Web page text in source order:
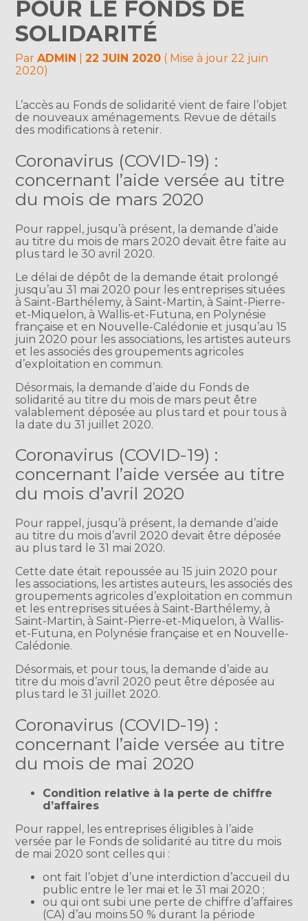
POUR LE FONDS DE
SOLIDARITÉ
ParADMIN |22 JUIN 2020 ( Mise à jour 22 juin
2020)
L’accès au Fonds de solidarité vient de faire l’objet
de nouveaux aménagements. Revue de détails
des modifications à retenir.
Coronavirus (COVID-19) :
concernant l’aide versée au titre
du mois de mars 2020
Pour rappel, jusqu’à présent, la demande d’aide
au titre du mois de mars 2020 devait être faite au
plus tard le 30 avril 2020.
Le délai de dépôt de la demande était prolongé
jusqu’au 31 mai 2020 pour les entreprises situées
à Saint-Barthélemy, à Saint-Martin, à Saint-Pierre-
et-Miquelon, à Wallis-et-Futuna, en Polynésie
française et en Nouvelle-Calédonie et jusqu’au 15
juin 2020 pour les associations, les artistes auteurs
et les associés des groupements agricoles
d’exploitation en commun.
Désormais, la demande d’aide du Fonds de
solidarité au titre du mois de mars peut être
valablement déposée au plus tard et pour tous à
la date du 31 juillet 2020.
Coronavirus (COVID-19) :
concernant l’aide versée au titre
du mois d’avril 2020
Pour rappel, jusqu’à présent, la demande d’aide
au titre du mois d’avril 2020 devait être déposée
au plus tard le 31 mai 2020.
Cette date était repoussée au 15 juin 2020 pour
les associations, les artistes auteurs, les associés des
groupements agricoles d’exploitation en commun
et les entreprises situées à Saint-Barthélemy, à
Saint-Martin, à Saint-Pierre-et-Miquelon, à Wallis-
et-Futuna, en Polynésie française et en Nouvelle-
Calédonie.
Désormais, et pour tous, la demande d’aide au
titre du mois d’avril 2020 peut être déposée au
plus tard le 31 juillet 2020.
Coronavirus (COVID-19) :
concernant l’aide versée au titre
du mois de mai 2020
Condition relative à la perte de chiffre
d’affaires
Pour rappel, les entreprises éligibles à l’aide
versée par le Fonds de solidarité au titre du mois
de mai 2020 sont celles qui :
ont fait l’objet d’une interdiction d’accueil du
public entre le 1er mai et le 31 mai 2020 ;
ou qui ont subi une perte de chiffre d’affaires
(CA) d’au moins 50 % durant la période